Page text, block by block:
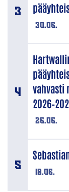
30.06.
26.06.
vahvasti
18.06.